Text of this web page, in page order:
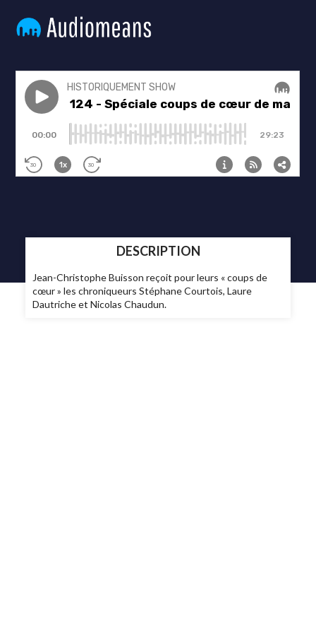
DESCRIPTION
Jean-Christophe Buisson reçoit pour leurs « coups de
cœur » les chroniqueurs Stéphane Courtois, Laure
Dautriche et Nicolas Chaudun.